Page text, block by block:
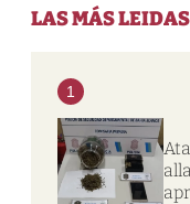
LAS MÁS LEIDAS
1